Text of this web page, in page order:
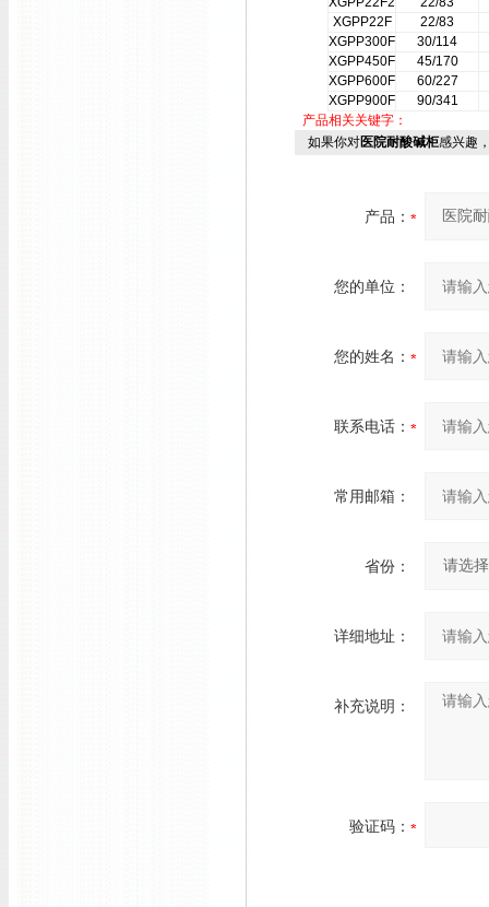
XGPP22F
22/83
XGPP300F
30/114
XGPP450F
45/170
XGPP600F
60/227
XGPP900F
90/341
产品相关关键字：
如果你对医院耐酸碱柜感兴趣
产品：
您的单位：
您的姓名：
联系电话：
常用邮箱：
省份：
详细地址：
补充说明：
验证码：